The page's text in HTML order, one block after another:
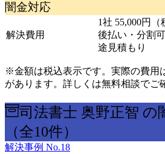
闇金対応
解決費用
1社 55,000円（
後払い・分割
途見積もり
※金額は税込表示です。実際の費用
があります。詳しくは無料相談でご
司法書士 奥野正智 の
（全10件）
解決事例 No.18